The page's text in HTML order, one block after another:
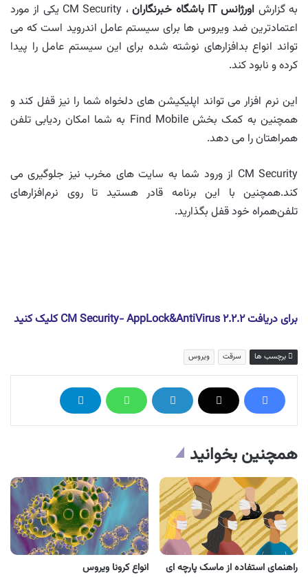
به گزارش اورژانسIT باشگاه خبرنگاران
، CM Security یکی از مورد
اعتمادترین ضد ویروس ها برای سیستم عامل اندروید است که می
تواند انواع بدافزارهای نوشته شده برای این سیستم عامل را پیدا
کرده و نابود کند.
این نرم افزار می تواند اپلیکیشن های دلخواه شما را نیز قفل کند و
همچنین به کمک بخش Find Mobile به شما امکان ردیابی تلفن
همراهتان را می دهد.
CM Security از ورود شما به سایت های مخرب نیز جلوگیری می
کند.همچنین با این برنامه قادر هستید تا روی نرم‌افزارهای
تلفن‌همراه خود قفل بگذارید.
برای دریافتCM Security- AppLock&AntiVirus ۲.۲.۲ کلیک کنید
برچسب ها سرقت ویروس
همچنین بخوانید
راهنمای استفاده از ماسک پارچه ای انواع کرونا ویروس